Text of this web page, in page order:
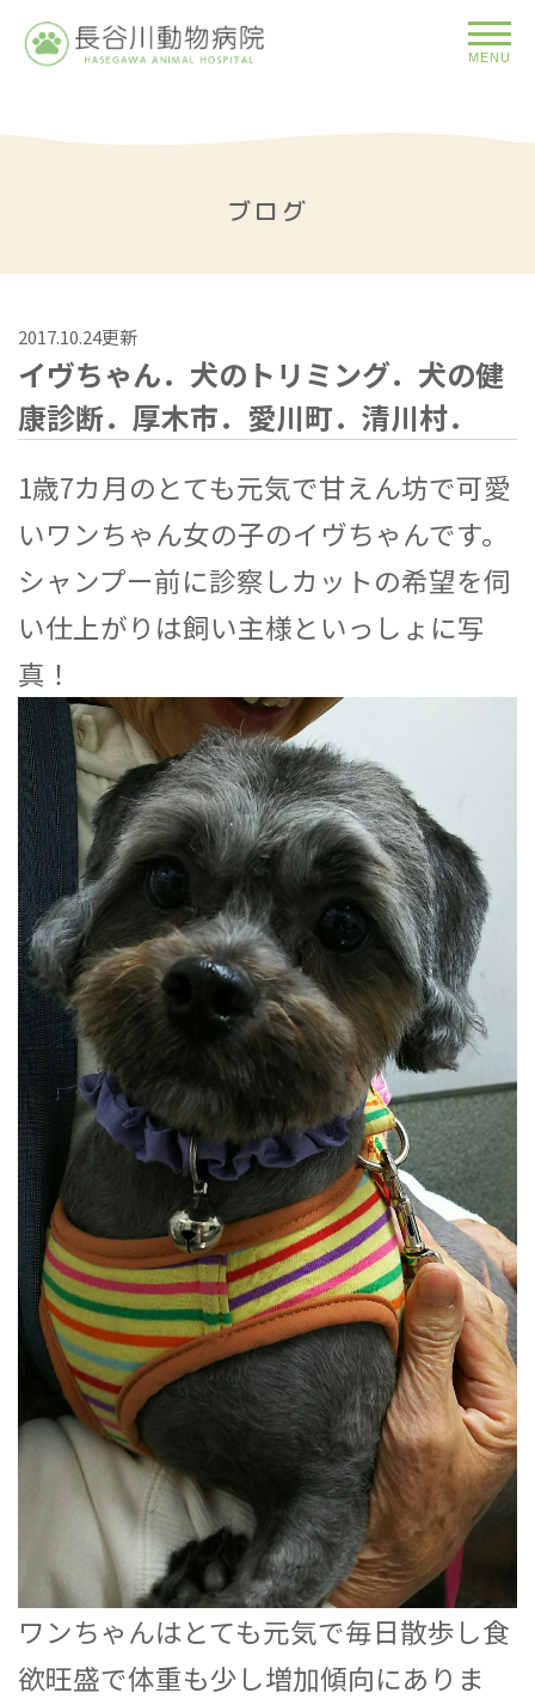
MENU
ブログ
2017.10.24更新
イヴちゃん．犬のトリミング．犬の健
康診断．厚木市．愛川町．清川村．
1歳7カ月のとても元気で甘えん坊で可愛
いワンちゃん女の子のイヴちゃんです。
シャンプー前に診察しカットの希望を伺
い仕上がりは飼い主様といっしょに写
真！
ワンちゃんはとても元気で毎日散歩し食
欲旺盛で体重も少し増加傾向にありま